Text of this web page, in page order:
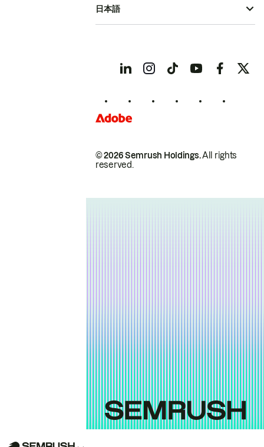
© 2026 Semrush Holdings.All rights
reserved.
日本語